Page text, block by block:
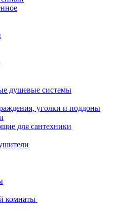
душевые системы
уголки и поддоны
для сантехники
комнаты